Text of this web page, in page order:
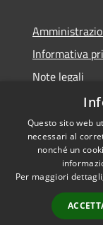
Informativa
Note legali
RSS
Accessibilità
Questo sito web
necessari al
nonché un
Per maggiori